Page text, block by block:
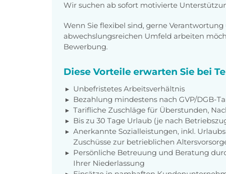
Wir suchen ab sofort motivierte
Wenn Sie flexibel sind, gerne
abwechslungsreichen Umfeld arbeiten
Bewerbung.
Diese Vorteile erwarten Sie bei
Unbefristetes Arbeitsverhältnis
Bezahlung mindestens nach GVP/DGB-
Tarifliche Zuschläge für Überstunden,
Bis zu 30 Tage Urlaub (je nach
Anerkannte Sozialleistungen, inkl.
Zuschüsse zur betrieblichen
Persönliche Betreuung und Beratung
Ihrer Niederlassung